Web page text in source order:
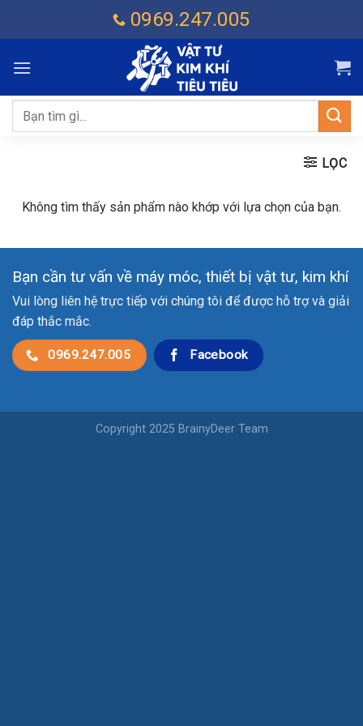
dung
0969.247.005
Tìm
kiếm:
LỌC
Không tìm thấy sản phẩm nào khớp với lựa chọn của bạn.
Bạn cần tư vấn về máy móc, thiết bị vật tư, kim khí
Vui lòng liên hệ trực tiếp với chúng tôi để được hỗ trợ và giải
đáp thắc mắc.
0969.247.005 Facebook
Copyright 2025 BrainyDeer Team